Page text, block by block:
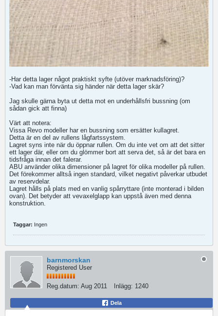
-Har detta lager något praktiskt syfte (utöver marknadsföring)?
-Vad kan man förvänta sig händer när detta lager skär?
Jag skulle gärna byta ut detta mot en underhållsfri bussning (om
sådan gick att finna)
Värt att notera:
Vissa Revo modeller har en bussning som ersätter kullagret.
Detta är en del av rullens lågfartssystem.
Lagret syns inte när du öppnar rullen. Om du inte vet om att det sitter
ett lager där, eller om du glömmer bort att serva det, så är det bara en
tidsfråga innan det falerar.
ABU använder olika dimensioner på lagret för olika modeller på rullen.
Det förekommer alltså ingen standard, vilket negativt påverkar utbudet
av reservdelar.
Lagret hålls på plats med en vanlig spårryttare (inte monterad i bilden
ovan). Det betyder att vevaxelglapp kan uppstå även med denna
konstruktion.
Taggar: Ingen
barnmorskan
Registered User
Reg.datum: Aug 2011 Inlägg: 1240
Dela